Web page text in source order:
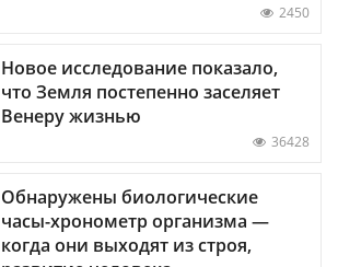
2450
Новое исследование показало,
что Земля постепенно заселяет
Венеру жизнью
36428
Обнаружены биологические
часы-хронометр организма —
когда они выходят из строя,